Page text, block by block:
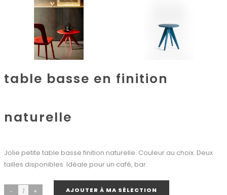
table basse en finition
naturelle
Jolie petite table basse finition naturelle. Couleur au choix. Deux
tailles disponibles. Idéale pour un café, bar.
AJOUTER À MA SÉLECTION